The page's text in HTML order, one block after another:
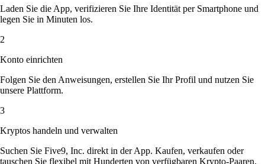
Laden Sie die App, verifizieren Sie Ihre Identität per Smartphone und
legen Sie in Minuten los.
2
Konto einrichten
Folgen Sie den Anweisungen, erstellen Sie Ihr Profil und nutzen Sie
unsere Plattform.
3
Kryptos handeln und verwalten
Suchen Sie Five9, Inc. direkt in der App. Kaufen, verkaufen oder
tauschen Sie flexibel mit Hunderten von verfügbaren Krypto-Paaren.